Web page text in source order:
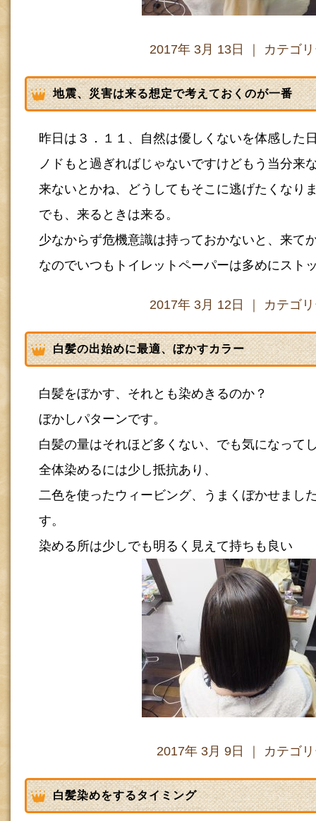
2017年 3月 13日 ｜ カテゴ
地震、災害は来る想定で考えておくのが一番
昨日は３．１１、自然は優しくないを体感した
ノドもと過ぎればじゃないですけどもう当分来
来ないとかね、どうしてもそこに逃げたくなり
でも、来るときは来る。
少なからず危機意識は持っておかないと、来て
なのでいつもトイレットペーパーは多めにスト
2017年 3月 12日 ｜ カテゴ
白髪の出始めに最適、ぼかすカラー
白髪をぼかす、それとも染めきるのか？
ぼかしパターンです。
白髪の量はそれほど多くない、でも気になって
全体染めるには少し抵抗あり、
二色を使ったウィービング、うまくぼかせまし
す。
染める所は少しでも明るく見えて持ちも良い
2017年 3月 9日 ｜ カテゴ
白髪染めをするタイミング